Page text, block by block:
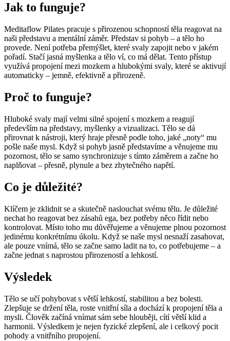
Jak to funguje?
Meditaflow Pilates pracuje s přirozenou schopností těla reagovat na
naši představu a mentální záměr. Představ si pohyb – a tělo ho
provede. Není potřeba přemýšlet, které svaly zapojit nebo v jakém
pořadí. Stačí jasná myšlenka a tělo ví, co má dělat. Tento přístup
využívá propojení mezi mozkem a hlubokými svaly, které se aktivují
automaticky – jemně, efektivně a přirozeně.
Proč to funguje?
Hluboké svaly mají velmi silné spojení s mozkem a reagují
především na představy, myšlenky a vizualizaci. Tělo se dá
přirovnat k nástroji, který hraje přesně podle toho, jaké „noty“ mu
pošle naše mysl. Když si pohyb jasně představíme a věnujeme mu
pozornost, tělo se samo synchronizuje s tímto záměrem a začne ho
naplňovat – přesně, plynule a bez zbytečného napětí.
Co je důležité?
Klíčem je zklidnit se a skutečně naslouchat svému tělu. Je důležité
nechat ho reagovat bez zásahů ega, bez potřeby něco řídit nebo
kontrolovat. Místo toho mu důvěřujeme a věnujeme plnou pozornost
jedinému konkrétnímu úkolu. Když se naše mysl nesnaží zasahovat,
ale pouze vnímá, tělo se začne samo ladit na to, co potřebujeme – a
začne jednat s naprostou přirozeností a lehkostí.
Výsledek
Tělo se učí pohybovat s větší lehkostí, stabilitou a bez bolesti.
Zlepšuje se držení těla, roste vnitřní síla a dochází k propojení těla a
mysli. Člověk začíná vnímat sám sebe hlouběji, cítí větší klid a
harmonii. Výsledkem je nejen fyzické zlepšení, ale i celkový pocit
pohody a vnitřního propojení.